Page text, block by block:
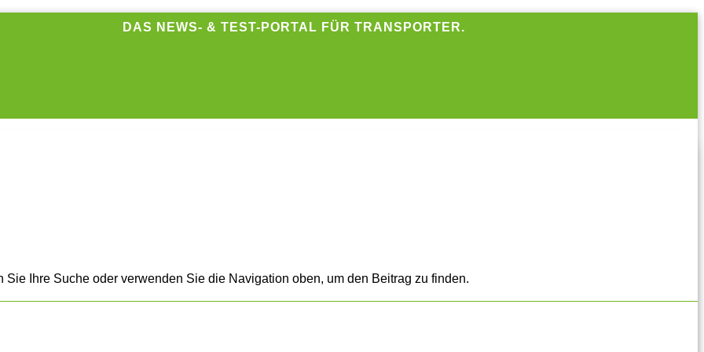
DAS NEWS- & TEST-PORTAL FÜR TRANSPORTER.
Ihre Suche oder verwenden Sie die Navigation oben, um den Beitrag zu finden.